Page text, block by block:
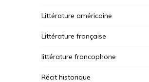
Littérature américaine
Littérature française
littérature francophone
Récit historique